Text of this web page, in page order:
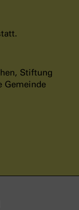
Stiftung
Gemeinde